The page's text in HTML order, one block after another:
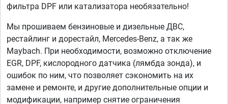
фильтра DPF или катализатора необязательно!
Мы прошиваем бензиновые и дизельные ДВС,
рестайлинг и дорестайл, Mercedes-Benz, а так же
Maybach. При необходимости, возможно отключение
EGR, DPF, кислородного датчика (лямбда зонда), и
ошибок по ним, что позволяет сэкономить на их
замене и ремонте, и другие дополнительные опции и
модификации, например снятие ограничения